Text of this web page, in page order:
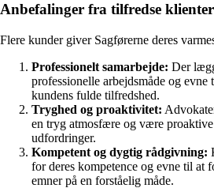
Anbefalinger fra tilfredse klienter
Flere kunder giver Sagførerne deres
Professionelt samarbejde: Der
professionelle arbejdsmåde og evne
kundens fulde tilfredshed.
Tryghed og proaktivitet:
en tryg atmosfære og være
udfordringer.
Kompetent og dygtig rådgivning:
for deres kompetence og evne til at
emner på en forståelig måde.